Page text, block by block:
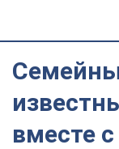
вместе